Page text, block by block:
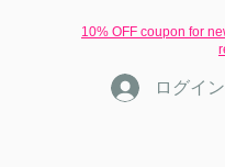
​10% OFF coupon for
ログイン